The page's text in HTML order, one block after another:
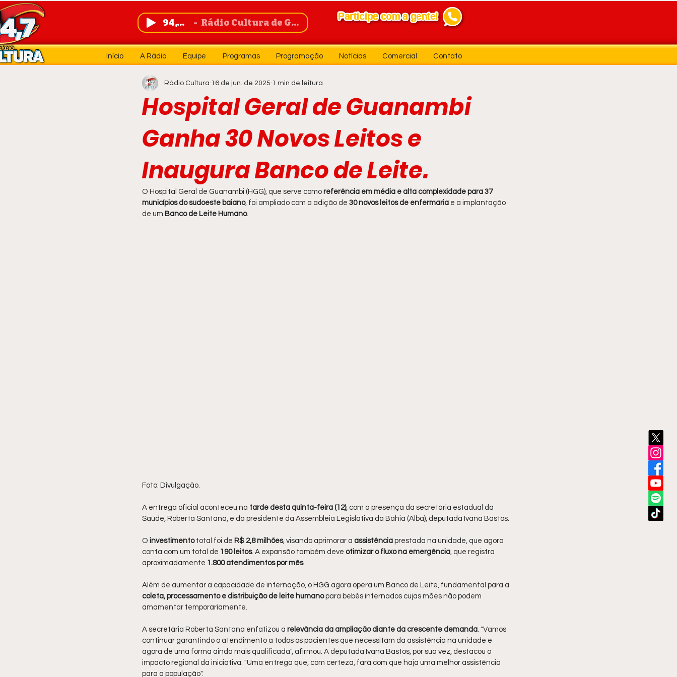
94,7 FM Rádio Cultura de Guanambi
Início A Rádio Equipe Programas Programação Notícias Comercial Contato
Hospital Geral de Guanambi
Ganha 30 Novos Leitos e
Inaugura Banco de Leite.
Rádio Cultura 16 de jun. de 2025 1 min de leitura
O Hospital Geral de Guanambi (HGG), que serve como referência em média e alta complexidade para 37
municípios do sudoeste baiano, foi ampliado com a adição de 30 novos leitos de enfermaria e a implantação
de um Banco de Leite Humano.
Foto: Divulgação.
A entrega oficial aconteceu na tarde desta quinta-feira (12), com a presença da secretária estadual da
Saúde, Roberta Santana, e da presidente da Assembleia Legislativa da Bahia (Alba), deputada Ivana Bastos.
O investimento total foi de R$ 2,8 milhões, visando aprimorar a assistência prestada na unidade, que agora
conta com um total de 190 leitos. A expansão também deve otimizar o fluxo na emergência, que registra
aproximadamente 1.800 atendimentos por mês.
Além de aumentar a capacidade de internação, o HGG agora opera um Banco de Leite, fundamental para a
coleta, processamento e distribuição de leite humano para bebês internados cujas mães não podem
amamentar temporariamente.
A secretária Roberta Santana enfatizou a relevância da ampliação diante da crescente demanda. "Vamos
continuar garantindo o atendimento a todos os pacientes que necessitam da assistência na unidade e
agora de uma forma ainda mais qualificada", afirmou. A deputada Ivana Bastos, por sua vez, destacou o
impacto regional da iniciativa: "Uma entrega que, com certeza, fará com que haja uma melhor assistência
para a população".